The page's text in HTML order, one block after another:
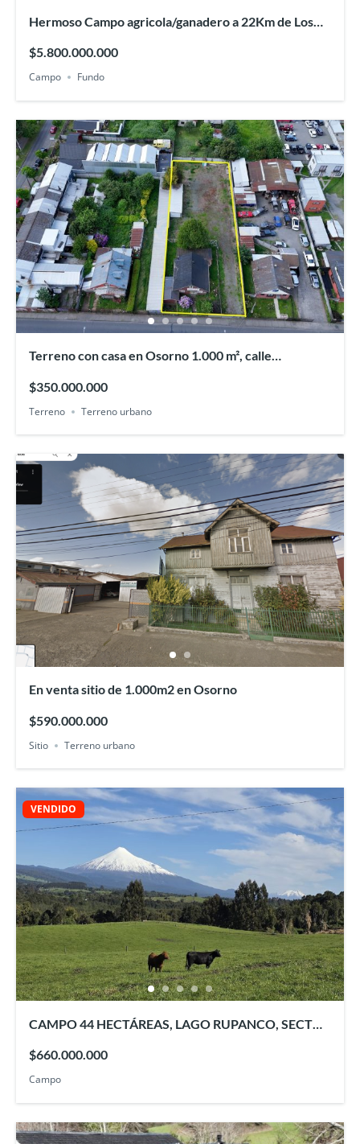
Hermoso Campo agricola/ganadero a 22Km de Los
$5.800.000.000
Campo Fundo
Terreno con casa en Osorno 1.000 m², calle
$350.000.000
Terreno Terreno urbano
En venta sitio de 1.000m2 en Osorno
$590.000.000
Sitio Terreno urbano
VENDIDO
CAMPO 44 HECTÁREAS, LAGO RUPANCO, SECTOR
$660.000.000
Campo